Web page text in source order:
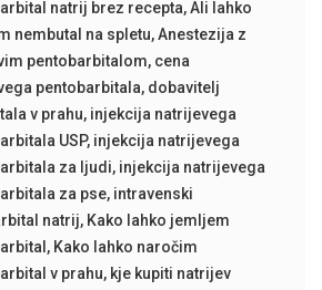
natrij brez recepta,Ali lahko
nembutal na spletu,Anestezija z
pentobarbitalom, cena
pentobarbitala, dobavitelj
v prahu, injekcija natrijevega
USP, injekcija natrijevega
za ljudi, injekcija natrijevega
za pse, intravenski
natrij, Kako lahko jemljem
, Kako lahko naročim
v prahu, kje kupiti natrijev